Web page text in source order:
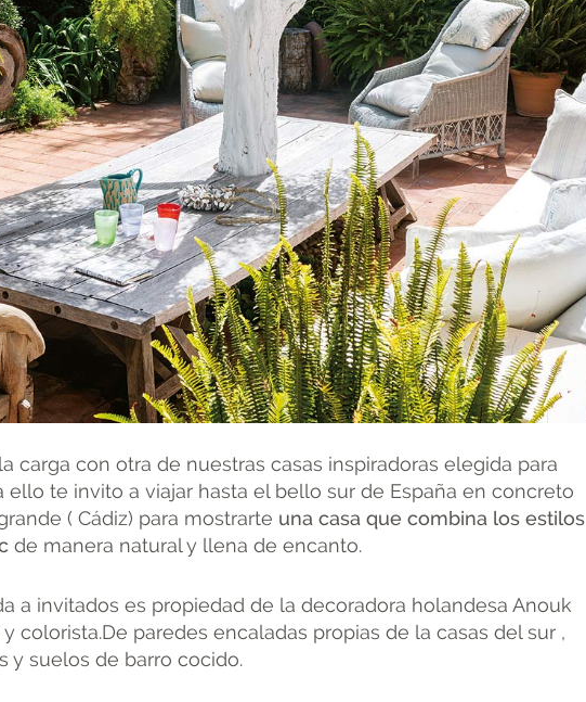
carga con otra de nuestras casas inspiradoras elegida para
ello te invito a viajar hasta el bello sur de España en concreto
( Cádiz) para mostrarte una casa que combina los estilos
de manera natural y llena de encanto.
a invitados es propiedad de la decoradora holandesa Anouk
colorista.De paredes encaladas propias de la casas del sur ,
y suelos de barro cocido.